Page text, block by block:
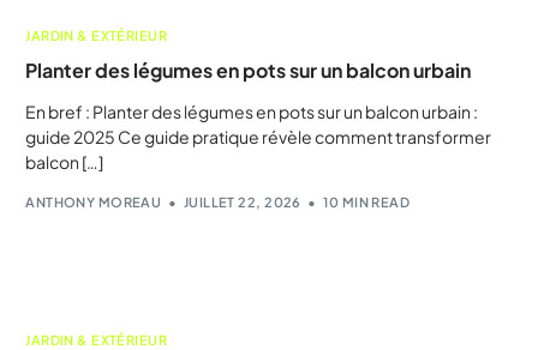
JARDIN & EXTÉRIEUR
Planter des légumes en pots sur un balcon urbain
En bref : Planter des légumes en pots sur un balcon urbain :
guide 2025 Ce guide pratique révèle comment transformer
balcon […]
ANTHONY MOREAU JUILLET 22, 2026 10 MIN READ
JARDIN & EXTÉRIEUR